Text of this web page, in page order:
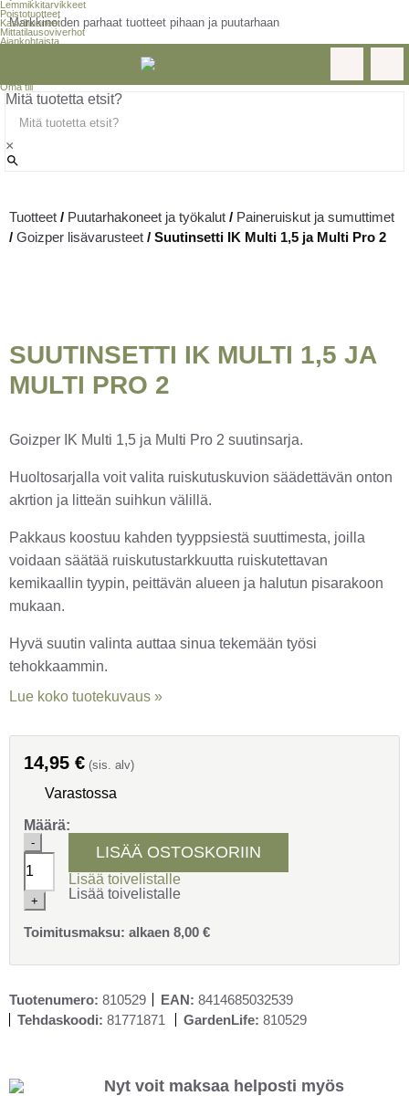
Markkinoiden parhaat tuotteet pihaan ja puutarhaan
Lemmikkitarvikkeet
Poistotuotteet
Kasvihuoneet
Mittatilausoviverhot
Ajankohtaista
Oma tili
Mitä tuotetta etsit?
×
Tuotteet / Puutarhakoneet ja työkalut / Paineruiskut ja sumuttimet
/ Goizper lisävarusteet / Suutinsetti IK Multi 1,5 ja Multi Pro 2
SUUTINSETTI IK MULTI 1,5 JA
MULTI PRO 2
Goizper IK Multi 1,5 ja Multi Pro 2 suutinsarja.
Huoltosarjalla voit valita ruiskutuskuvion säädettävän onton
akrtion ja litteän suihkun välillä.
Pakkaus koostuu kahden tyyppsiestä suuttimesta, joilla
voidaan säätää ruiskutustarkkuutta ruiskutettavan
kemikaallin tyypin, peittävän alueen ja halutun pisarakoon
mukaan.
Hyvä suutin valinta auttaa sinua tekemään työsi
tehokkaammin.
Lue koko tuotekuvaus »
14,95 € (sis. alv)
Varastossa
Määrä:
Suutinsetti
IK
Multi
ja
Multi
Pro
2
-
+
LISÄÄ OSTOSKORIIN
Lisää toivelistalle
Lisää toivelistalle
Toimitusmaksu: alkaen 8,00 €
Tuotenumero: 810529 EAN: 8414685032539
Tehdaskoodi: 81771871 GardenLife: 810529
Nyt voit maksaa helposti myös